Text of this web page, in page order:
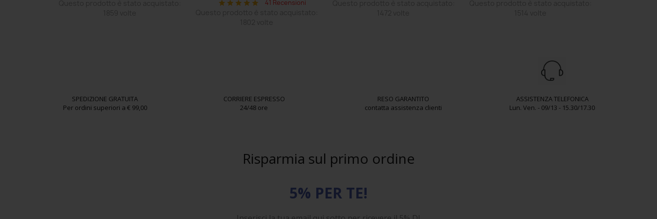
star star star star star 41 Recensioni
SPEDIZIONE GRATUITA
Per ordini superiori a € 99,00
CORRIERE ESPRESSO
24/48 ore
RESO GARANTITO
contatta assistenza clienti
ASSISTENZA TELEFONICA
Lun. Ven. - 09/13 - 15.30/17.30
Risparmia sul primo ordine
5% PER TE!